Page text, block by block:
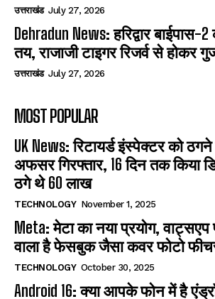
उत्तराखंड July 27, 2026
Dehradun News: हरिद्वार बाईपास-
तय, राजाजी टाइगर रिजर्व से होकर
उत्तराखंड July 27, 2026
MOST POPULAR
UK News: रिटायर्ड इंस्पेक्टर को ठगने
अफसर गिरफ्तार, 16 दिन तक किया
ठगे थे 60 लाख
TECHNOLOGY November 1, 2025
Meta: मेटा का नया प्रयोग,
वाला है फेसबुक जैसा कवर फोटो
TECHNOLOGY October 30, 2025
Android 16: क्या आपके फोन में है